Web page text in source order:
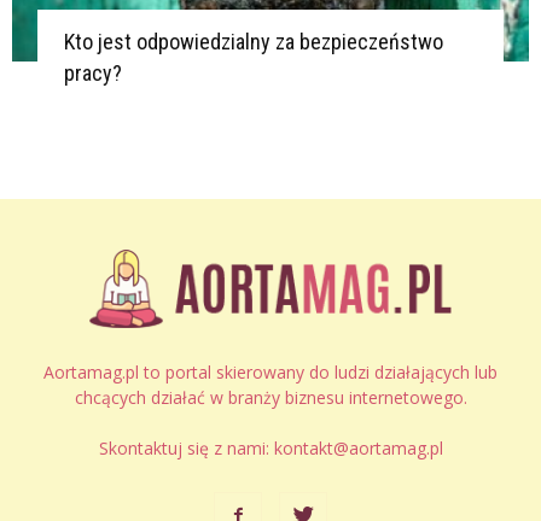
Kto jest odpowiedzialny za bezpieczeństwo
pracy?
Aortamag.pl to portal skierowany do ludzi działających lub
chcących działać w branży biznesu internetowego.
Skontaktuj się z nami: kontakt@aortamag.pl